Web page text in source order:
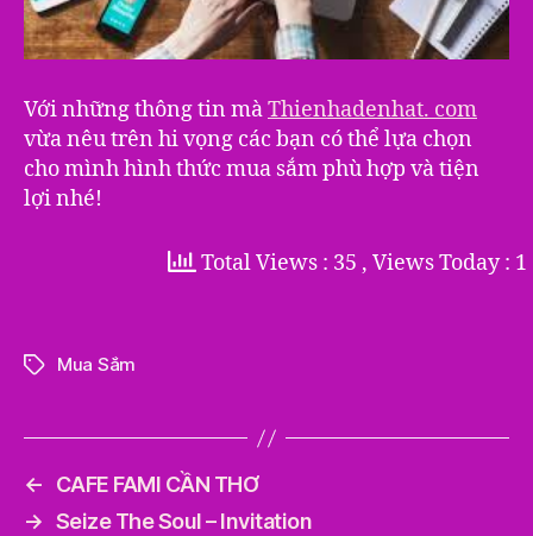
Với những thông tin màThienhadenhat. com
vừa nêu trên hi vọng các bạn có thể lựa chọn
cho mình hình thức mua sắm phù hợp và tiện
lợi nhé!
Total Views : 35 , Views Today : 1
TagsMua Sắm
←
CAFE FAMI CẦN THƠ
→ Seize The Soul – Invitation